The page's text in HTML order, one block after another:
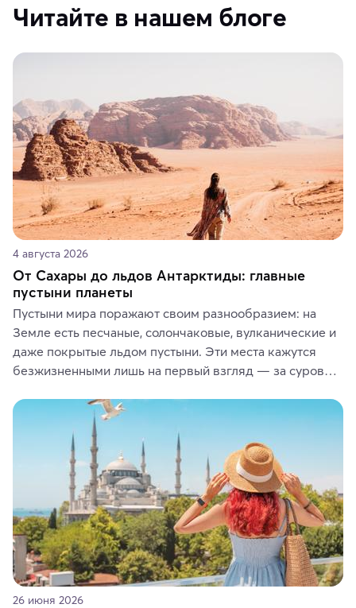
Читайте в нашем блоге
4 августа 2026
От Сахары до льдов Антарктиды: главные
пустыни планеты
Пустыни мира поражают своим разнообразием: на
Земле есть песчаные, солончаковые, вулканические и
даже покрытые льдом пустыни. Эти места кажутся
безжизненными лишь на первый взгляд — за суровой
животные и маршруты, которые дарят одни из самых
ярких впечатлений от путешествий.
26 июня 2026